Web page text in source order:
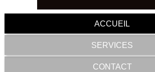
ACCUEIL
SERVICES
CONTACT